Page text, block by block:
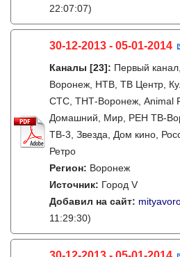
22:07:07)
30-12-2013 - 05-01-2014
Каналы [23]: Первый
Воронеж, НТВ, ТВ Центр,
СТС, ТНТ-Воронеж, Animal
Домашний, Мир, РЕН ТВ-
ТВ-3, Звезда, Дом кино,
Ретро
Регион: Воронеж
Источник: Город V
Добавил на сайт:
11:29:30)